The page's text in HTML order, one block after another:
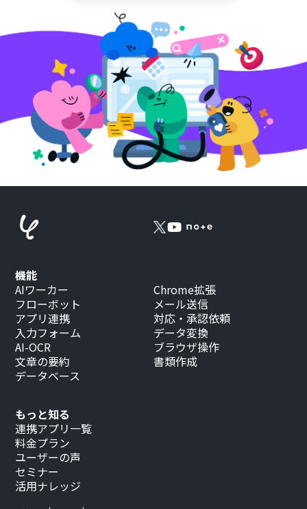
もっと知る
連携アプリ一覧
料金プラン
ユーザーの声
セミナー
活用ナレッジ
機能
AIワーカー
フローボット
アプリ連携
入力フォーム
AI-OCR
文章の要約
データベース
Chrome拡張
メール送信
対応・承認依頼
データ変換
ブラウザ操作
書類作成